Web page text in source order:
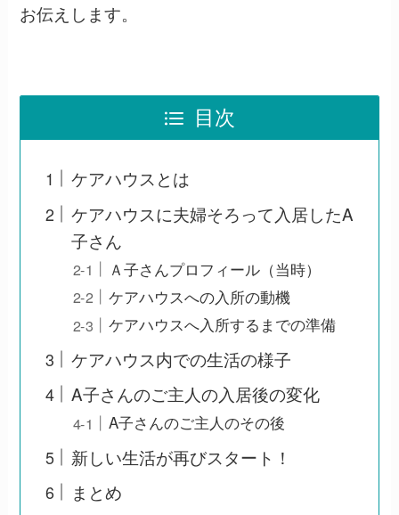
お伝えします。
目次
ケアハウスとは
ケアハウスに夫婦そろって入居したA
子さん
Ａ子さんプロフィール（当時）
ケアハウスへの入所の動機
ケアハウスへ入所するまでの準備
ケアハウス内での生活の様子
A子さんのご主人の入居後の変化
A子さんのご主人のその後
新しい生活が再びスタート！
まとめ